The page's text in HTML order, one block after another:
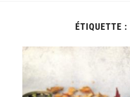
ÉTIQUETTE :